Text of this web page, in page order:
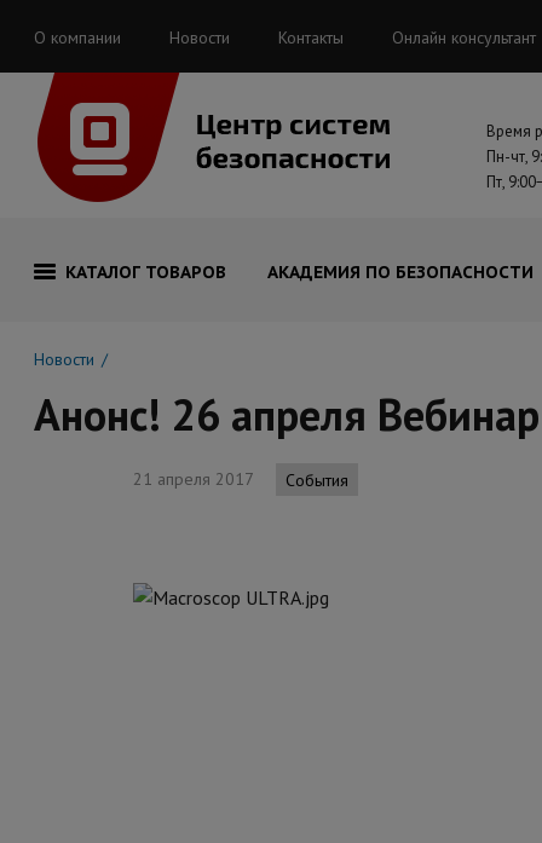
О компании Новости Контакты Онлайн консультант
Время
Пн-чт,
Пт,
КАТАЛОГ ТОВАРОВ АКАДЕМИЯ ПО БЕЗОПАСНОСТИ
Новости
Анонс! 26 апреля
21 апреля 2017 События